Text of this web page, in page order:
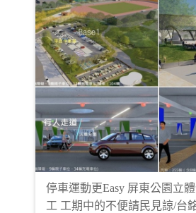
停車運動更Easy 屏東公園立
工 工期中的不便請民見諒/台